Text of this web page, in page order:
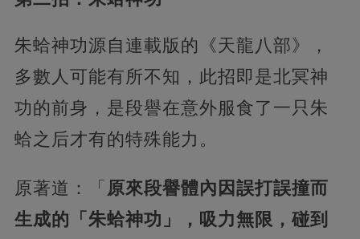
朱蛤神功源自連載版的《天龍八部》，
多數人可能有所不知，此招即是北冥神
功的前身，是段譽在意外服食了一只朱
蛤之后才有的特殊能力。
原著道：「 原來段譽體內因誤打誤撞而
生成的「朱蛤神功」，吸力無限，碰到